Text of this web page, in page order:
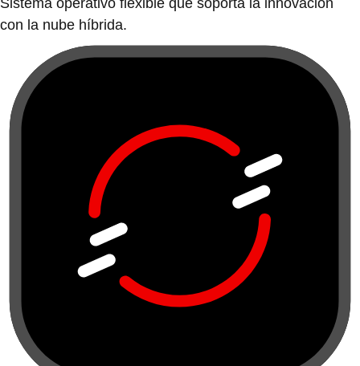
Sistema operativo flexible que soporta la innovación
con la nube híbrida.